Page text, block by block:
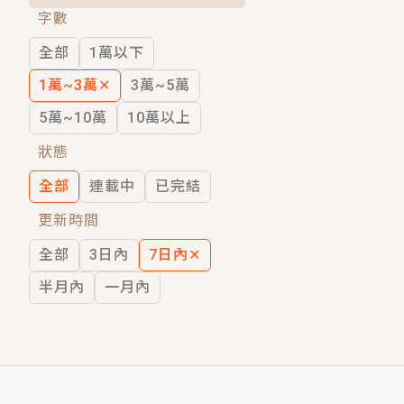
穿越｜《穿越遠古後成了野人娘子》你
字數
全部
1萬以下
1萬~3萬 ✕
3萬~5萬
5萬~10萬
10萬以上
狀態
全部
連載中
已完結
更新時間
全部
3日內 7日內 ✕
半月內
一月內